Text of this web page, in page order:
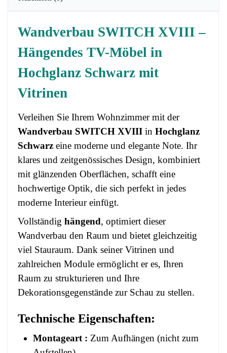
Wandverbau SWITCH XVIII –
Hängendes TV-Möbel in
Hochglanz Schwarz mit
Vitrinen
Verleihen Sie Ihrem Wohnzimmer mit der
Wandverbau SWITCH XVIII in Hochglanz
Schwarz eine moderne und elegante Note. Ihr
klares und zeitgenössisches Design, kombiniert
mit glänzenden Oberflächen, schafft eine
hochwertige Optik, die sich perfekt in jedes
moderne Interieur einfügt.
Vollständig hängend, optimiert dieser
Wandverbau den Raum und bietet gleichzeitig
viel Stauraum. Dank seiner Vitrinen und
zahlreichen Module ermöglicht er es, Ihren
Raum zu strukturieren und Ihre
Dekorationsgegenstände zur Schau zu stellen.
Technische Eigenschaften:
Montageart : Zum Aufhängen (nicht zum